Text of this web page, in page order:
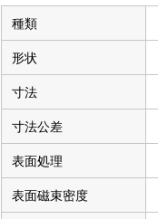
種類
形状
寸法
寸法公差
表面処理
表面磁束密度